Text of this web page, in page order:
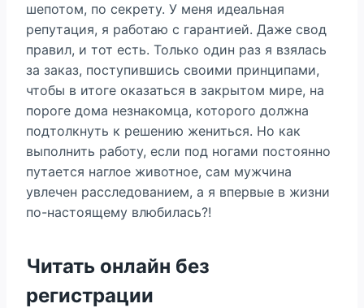
шепотом, по секрету. У меня идеальная
репутация, я работаю с гарантией. Даже свод
правил, и тот есть. Только один раз я взялась
за заказ, поступившись своими принципами,
чтобы в итоге оказаться в закрытом мире, на
пороге дома незнакомца, которого должна
подтолкнуть к решению жениться. Но как
выполнить работу, если под ногами постоянно
путается наглое животное, сам мужчина
увлечен расследованием, а я впервые в жизни
по-настоящему влюбилась?!
Читать онлайн без
регистрации